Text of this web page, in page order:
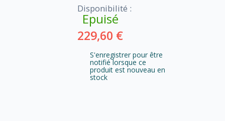
Disponibilité :
Epuisé
229,60 €
S'enregistrer pour être
notifié lorsque ce
produit est nouveau en
stock